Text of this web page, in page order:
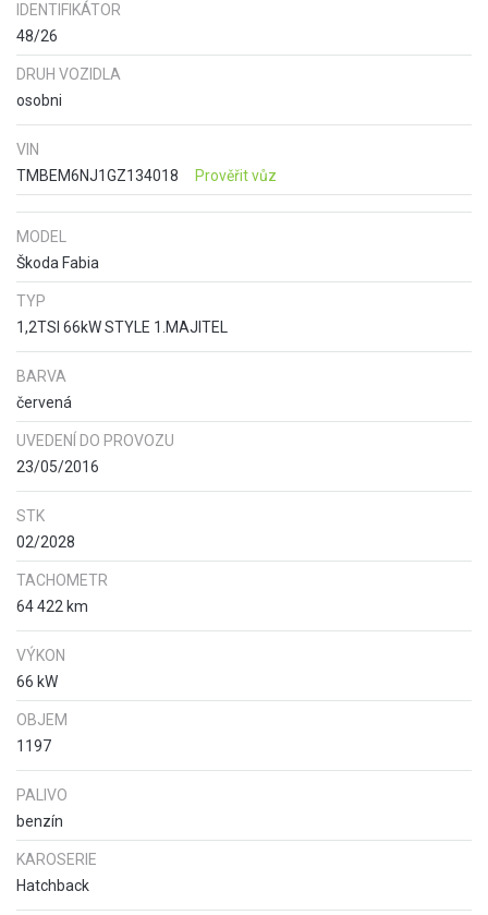
IDENTIFIKÁTOR
48/26
DRUH VOZIDLA
osobni
VIN
TMBEM6NJ1GZ134018
Prověřit vůz
MODEL
Škoda Fabia
TYP
1,2TSI 66kW STYLE 1.MAJITEL
BARVA
červená
UVEDENÍ DO PROVOZU
23/05/2016
STK
02/2028
TACHOMETR
64 422 km
VÝKON
66 kW
OBJEM
1197
PALIVO
benzín
KAROSERIE
Hatchback